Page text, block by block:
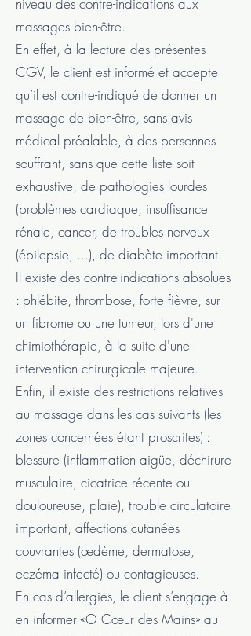
massages bien-être.
En effet, à la lecture des présentes
CGV, le client est informé et accepte
qu’il est contre-indiqué de donner un
massage de bien-être, sans avis
médical préalable, à des personnes
souffrant, sans que cette liste soit
exhaustive, de pathologies lourdes
(problèmes cardiaque, insuffisance
rénale, cancer, de troubles nerveux
(épilepsie, ...), de diabète important.
Il existe des contre-indications absolues
: phlébite, thrombose, forte fièvre, sur
un fibrome ou une tumeur, lors d'une
chimiothérapie, à la suite d'une
intervention chirurgicale majeure.
Enfin, il existe des restrictions relatives
au massage dans les cas suivants (les
zones concernées étant proscrites) :
blessure (inflammation aigüe, déchirure
musculaire, cicatrice récente ou
douloureuse, plaie), trouble circulatoire
important, affections cutanées
couvrantes (œdème, dermatose,
eczéma infecté) ou contagieuses.
En cas d’allergies, le client s’engage à
en informer «O Cœur des Mains» au